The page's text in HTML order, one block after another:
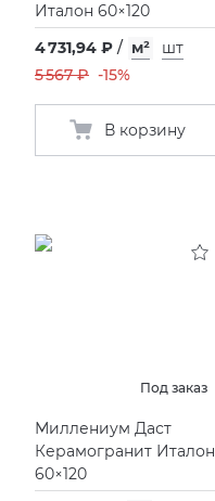
Италон 60×120
4 731,94 ₽ / м²
шт
5 567 ₽ -15%
В корзину
Под заказ
Миллениум Даст
Керамогранит Италон
60×120